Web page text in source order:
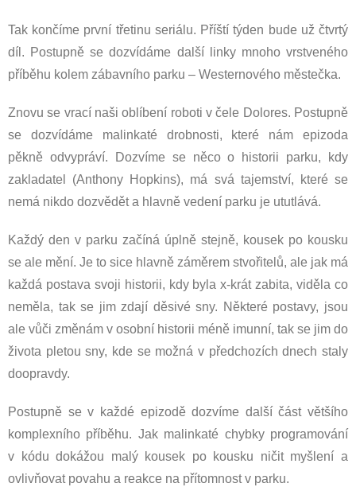
Tak končíme první třetinu seriálu. Příští týden bude už čtvrtý
díl. Postupně se dozvídáme další linky mnoho vrstveného
příběhu kolem zábavního parku – Westernového městečka.
Znovu se vrací naši oblíbení roboti v čele Dolores. Postupně
se dozvídáme malinkaté drobnosti, které nám epizoda
pěkně odvypráví. Dozvíme se něco o historii parku, kdy
zakladatel (Anthony Hopkins), má svá tajemství, které se
nemá nikdo dozvědět a hlavně vedení parku je ututlává.
Každý den v parku začíná úplně stejně, kousek po kousku
se ale mění. Je to sice hlavně záměrem stvořitelů, ale jak má
každá postava svoji historii, kdy byla x-krát zabita, viděla co
neměla, tak se jim zdají děsivé sny. Některé postavy, jsou
ale vůči změnám v osobní historii méně imunní, tak se jim do
života pletou sny, kde se možná v předchozích dnech staly
doopravdy.
Postupně se v každé epizodě dozvíme další část většího
komplexního příběhu. Jak malinkaté chybky programování
v kódu dokážou malý kousek po kousku ničit myšlení a
ovlivňovat povahu a reakce na přítomnost v parku.